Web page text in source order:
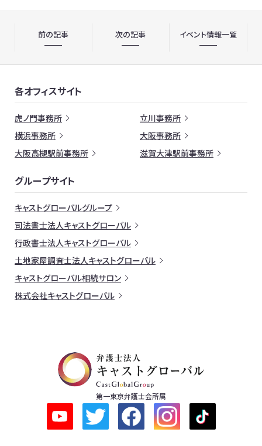
前の記事 次の記事 イベント情報一覧
各オフィスサイト
虎ノ門事務所
立川事務所
横浜事務所
大阪事務所
大阪高槻駅前事務所
滋賀大津駅前事務所
グループサイト
キャストグローバルグループ
司法書士法人キャストグローバル
行政書士法人キャストグローバル
土地家屋調査士法人キャストグローバル
キャストグローバル相続サロン
株式会社キャストグローバル
第一東京弁護士会所属